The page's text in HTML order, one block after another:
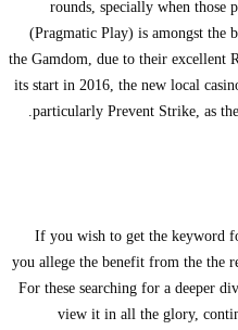
rounds, specially when those
(Pragmatic Play) is amongst the
the Gamdom, due to their excellent
its start in 2016, the new local
particularly Prevent Strike, as
If you wish to get the keyword
you allege the benefit from the the
For these searching for a deeper
view it in all the glory,